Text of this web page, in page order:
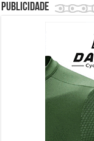
Publicidade